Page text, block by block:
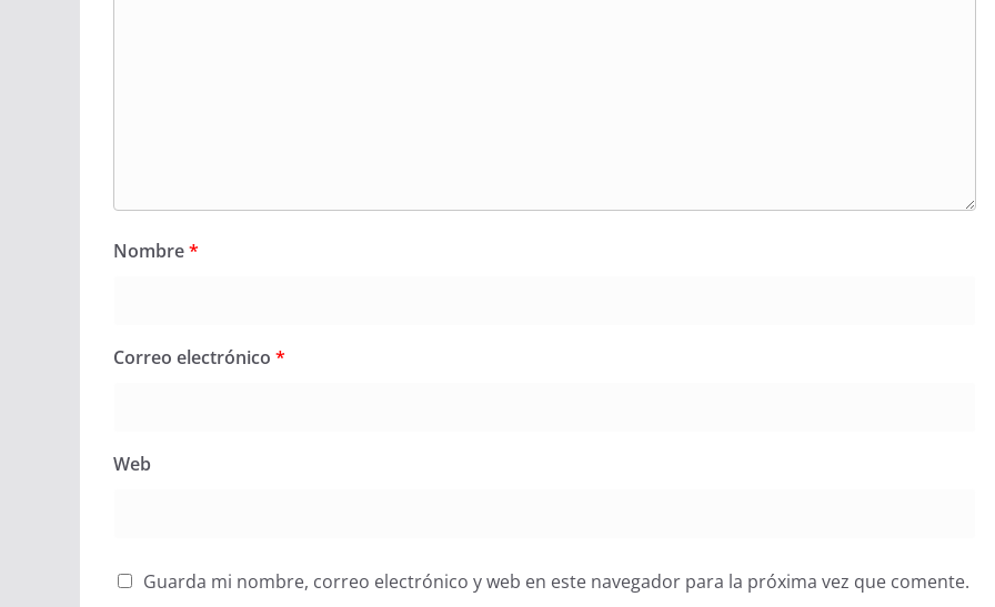
Nombre*
Correo electrónico *
Web
Guarda mi nombre, correo electrónico y web en este navegador para la próxima vez que comente.